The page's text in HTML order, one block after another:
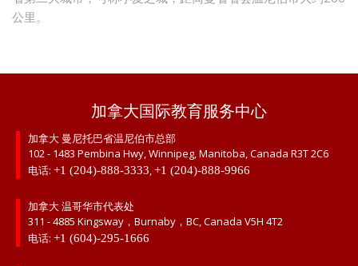
公里。
加拿大国际教育服务中心
加拿大 曼尼托巴省温尼伯市总部
102 - 1483 Pembina Hwy, Winnipeg, Manitoba, Canada R3T 2C6
电话: +1 (204)-888-3333,+1 (204)-888-9966
加拿大 温哥华市代表处
311 - 4885 Kingsway，Burnaby，BC, Canada V5H 4T2
电话: +1 (604)-295-1666